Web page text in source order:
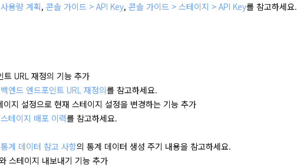
용량 계획, 콘솔 가이드 > API Key, 콘솔 가이드 > 스테이지 > API Key를 참고하세요.
트 URL 재정의 기능 추가
엔드 엔드포인트 URL 재정의를 참고하세요.
지 설정으로 현재 스테이지 설정을 변경하는 기능 추가
테이지 배포 이력를 참고하세요.
계 데이터 참고 사항의 통계 데이터 생성 주기 내용을 참고하세요.
스테이지 내보내기 기능 추가